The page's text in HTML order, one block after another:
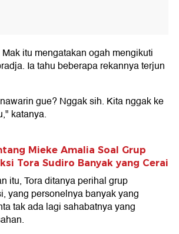
itu mengatakan ogah mengikuti
Ia tahu beberapa rekannya terjun
gue? Nggak sih. Kita nggak ke
katanya.
Mieke Amalia Soal Grup
Tora Sudiro Banyak yang Cerai
itu, Tora ditanya perihal grup
yang personelnya banyak yang
tak ada lagi sahabatnya yang